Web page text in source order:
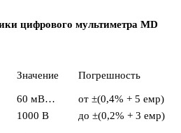
цифрового мультиметра MD
Значение Погрешность
60 мВ…
1000 В
от ±(0,4% + 5 емр)
до ±(0,2% + 3 емр)